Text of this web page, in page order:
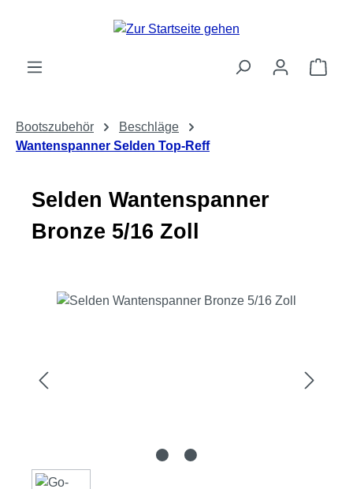
Zum Hauptinhalt springen
Bootszubehör
Beschläge
Wantenspanner Selden Top-Reff
Selden Wantenspanner
Bronze 5/16 Zoll
Bildergalerie überspringen